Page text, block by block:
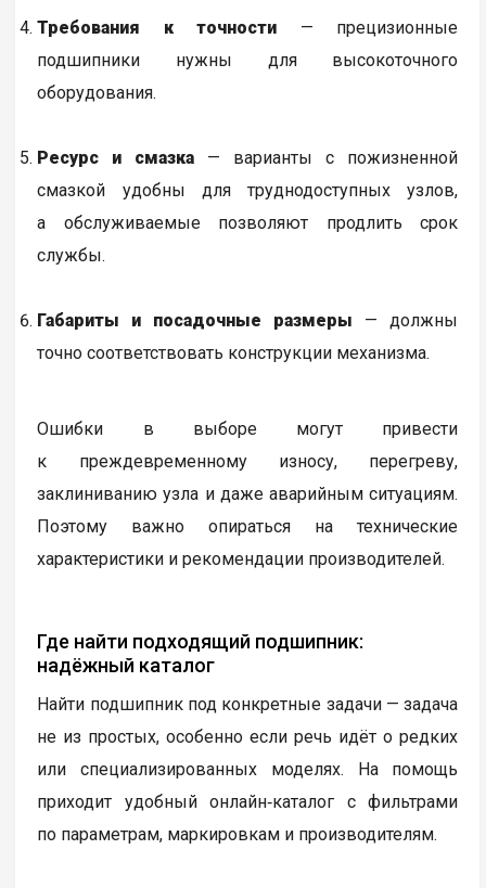
Требования к точности — прецизионные
подшипники нужны для высокоточного
оборудования.
Ресурс и смазка — варианты с пожизненной
смазкой удобны для труднодоступных узлов,
а обслуживаемые позволяют продлить срок
службы.
Габариты и посадочные размеры — должны
точно соответствовать конструкции механизма.
Ошибки в выборе могут привести
к преждевременному износу, перегреву,
заклиниванию узла и даже аварийным ситуациям.
Поэтому важно опираться на технические
характеристики и рекомендации производителей.
Где найти подходящий подшипник:
надёжный каталог
Найти подшипник под конкретные задачи — задача
не из простых, особенно если речь идёт о редких
или специализированных моделях. На помощь
приходит удобный онлайн‑каталог с фильтрами
по параметрам, маркировкам и производителям.